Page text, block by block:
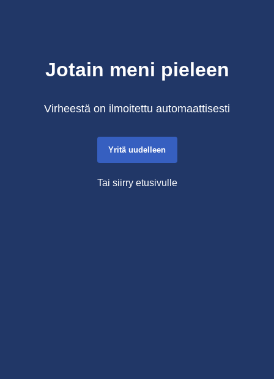
Jotain meni pieleen
Virheestä on ilmoitettu automaattisesti
Yritä uudelleen
Tai siirry etusivulle